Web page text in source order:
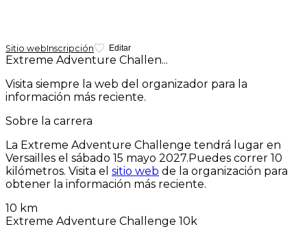
Sitio webInscripción Editar
Extreme Adventure Challen...
Visita siempre la web del organizador para la
información más reciente.
Sobre la carrera
La Extreme Adventure Challenge tendrá lugar en
Versailles el sábado 15 mayo 2027.Puedes correr 10
kilómetros. Visita el sitio web de la organización para
obtener la información más reciente.
10 km
Extreme Adventure Challenge 10k